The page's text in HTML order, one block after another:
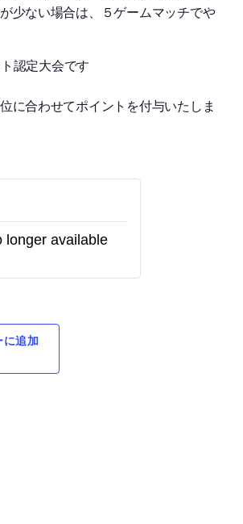
少ない場合は、５ゲームマッチでや
認定大会です
に合わせてポイントを付与いたしま
longer available
に追加